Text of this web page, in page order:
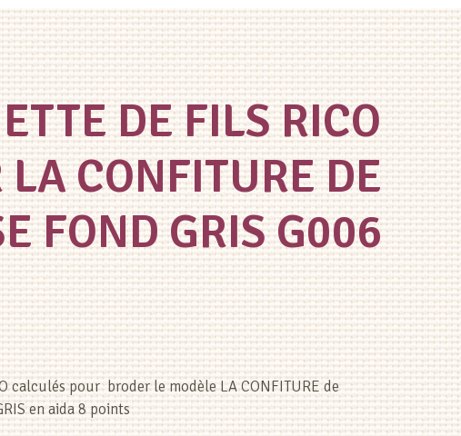
DE FILS RICO
LA CONFITURE DE
FOND GRIS G006
calculés pour broder le modèle LA CONFITURE de
en aida 8 points